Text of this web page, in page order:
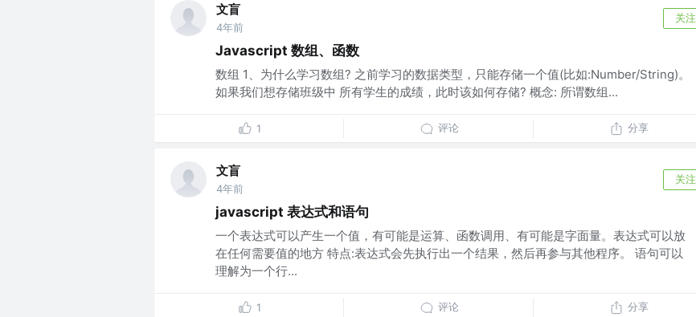
文盲
4年前
关注
Javascript 数组、函数
数组 1、为什么学习数组? 之前学习的数据类型，只能存储一个值(比如:Number/String)。
如果我们想存储班级中 所有学生的成绩，此时该如何存储? 概念: 所谓数组...
1 评论 分享
文盲
4年前
关注
javascript 表达式和语句
一个表达式可以产生一个值，有可能是运算、函数调用、有可能是字面量。表达式可以放
在任何需要值的地方 特点:表达式会先执行出一个结果，然后再参与其他程序。 语句可以
理解为一个行...
1 评论 分享